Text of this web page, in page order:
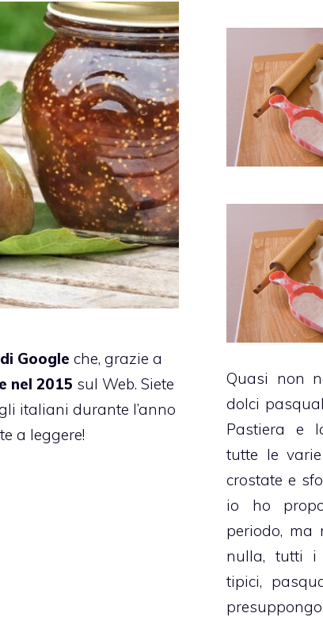
Google che, grazie a
nel 2015 sul Web. Siete
italiani durante l’anno
a leggere!
Quasi non
dolci
Pastiera e
tutte le
crostate e
io ho
periodo, ma
nulla, tutti i
tipici,